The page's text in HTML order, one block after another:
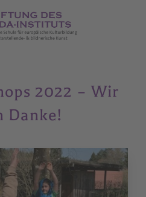
2022 – Wir
Danke!